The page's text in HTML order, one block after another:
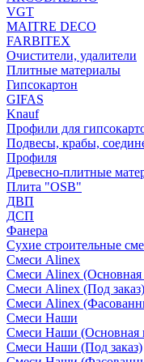
VGT
MAITRE DECO
FARBITEX
Очистители, удалители
Плитные материалы
Гипсокартон
GIFAS
Knauf
Профили для
Подвесы, крабы,
Профиля
Древесно-плитные
Плита "OSB"
ДВП
ДСП
Фанера
Сухие строительные
Смеси Alinex
Смеси Alinex (Основная
Смеси Alinex (Под заказ)
Смеси Alinex
Смеси Наши
Смеси Наши (Основная
Смеси Наши (Под заказ)